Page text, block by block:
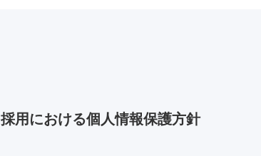
採用における個人情報保護方針